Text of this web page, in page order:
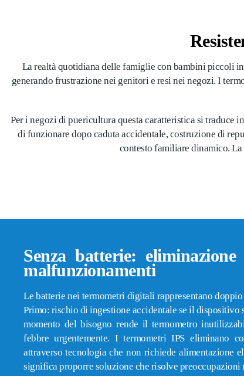
La realtà quotidiana delle famiglie con bambini piccoli
generando frustrazione nei genitori e resi nei negozi. I
Per i negozi di puericultura questa caratteristica si traduce
di funzionare dopo caduta accidentale, costruzione di
contesto familiare dinamico.
Senza batterie:
malfunzionamenti
Le batterie nei termometri digitali rappresentano
Primo: rischio di ingestione accidentale se il dispositivo
momento del bisogno rende il termometro
febbre urgentemente. I termometri IPS eliminano
attraverso tecnologia che non richiede alimentazione
significa proporre soluzione che risolve preoccupazioni